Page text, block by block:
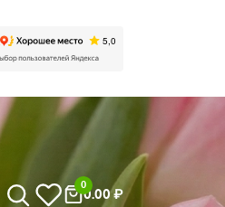
0
0.00₽